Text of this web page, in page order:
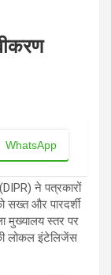
WhatsApp
ने पत्रकारों
सख्त और पारदर्शी
मुख्यालय स्तर पर
लोकल इंटेलिजेंस